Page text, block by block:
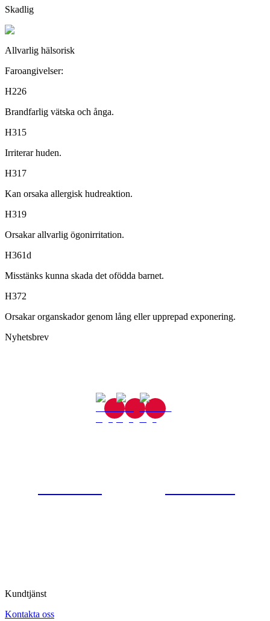
Skadlig
Allvarlig hälsorisk
Faroangivelser:
H226
Brandfarlig vätska och ånga.
H315
Irriterar huden.
H317
Kan orsaka allergisk hudreaktion.
H319
Orsakar allvarlig ögonirritation.
H361d
Misstänks kunna skada det ofödda barnet.
H372
Orsakar organskador genom lång eller upprepad exponering.
Nyhetsbrev
Kundtjänst
Kontakta oss